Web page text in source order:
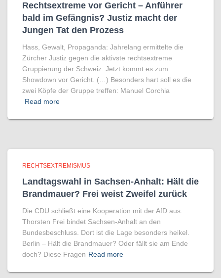
Rechtsextreme vor Gericht – Anführer
bald im Gefängnis? Justiz macht der
Jungen Tat den Prozess
Hass, Gewalt, Propaganda: Jahrelang ermittelte die
Zürcher Justiz gegen die aktivste rechtsextreme
Gruppierung der Schweiz. Jetzt kommt es zum
Showdown vor Gericht. (…) Besonders hart soll es die
zwei Köpfe der Gruppe treffen: Manuel Corchia
Read more
RECHTSEXTREMISMUS
Landtagswahl in Sachsen-Anhalt: Hält die
Brandmauer? Frei weist Zweifel zurück
Die CDU schließt eine Kooperation mit der AfD aus.
Thorsten Frei bindet Sachsen-Anhalt an den
Bundesbeschluss. Dort ist die Lage besonders heikel.
Berlin – Hält die Brandmauer? Oder fällt sie am Ende
doch? Diese Fragen Read more